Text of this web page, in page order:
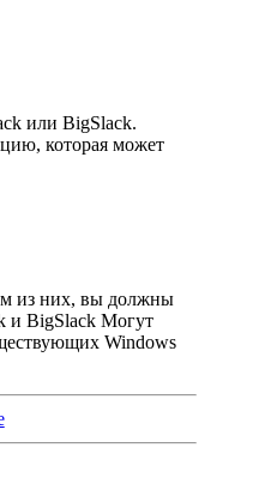
или BigSlack.
которая может
из них, вы должны
и BigSlack Могут
Windows